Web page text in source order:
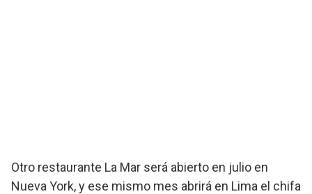
Otro restaurante La Mar será abierto en julio en
Nueva York, y ese mismo mes abrirá en Lima el chifa